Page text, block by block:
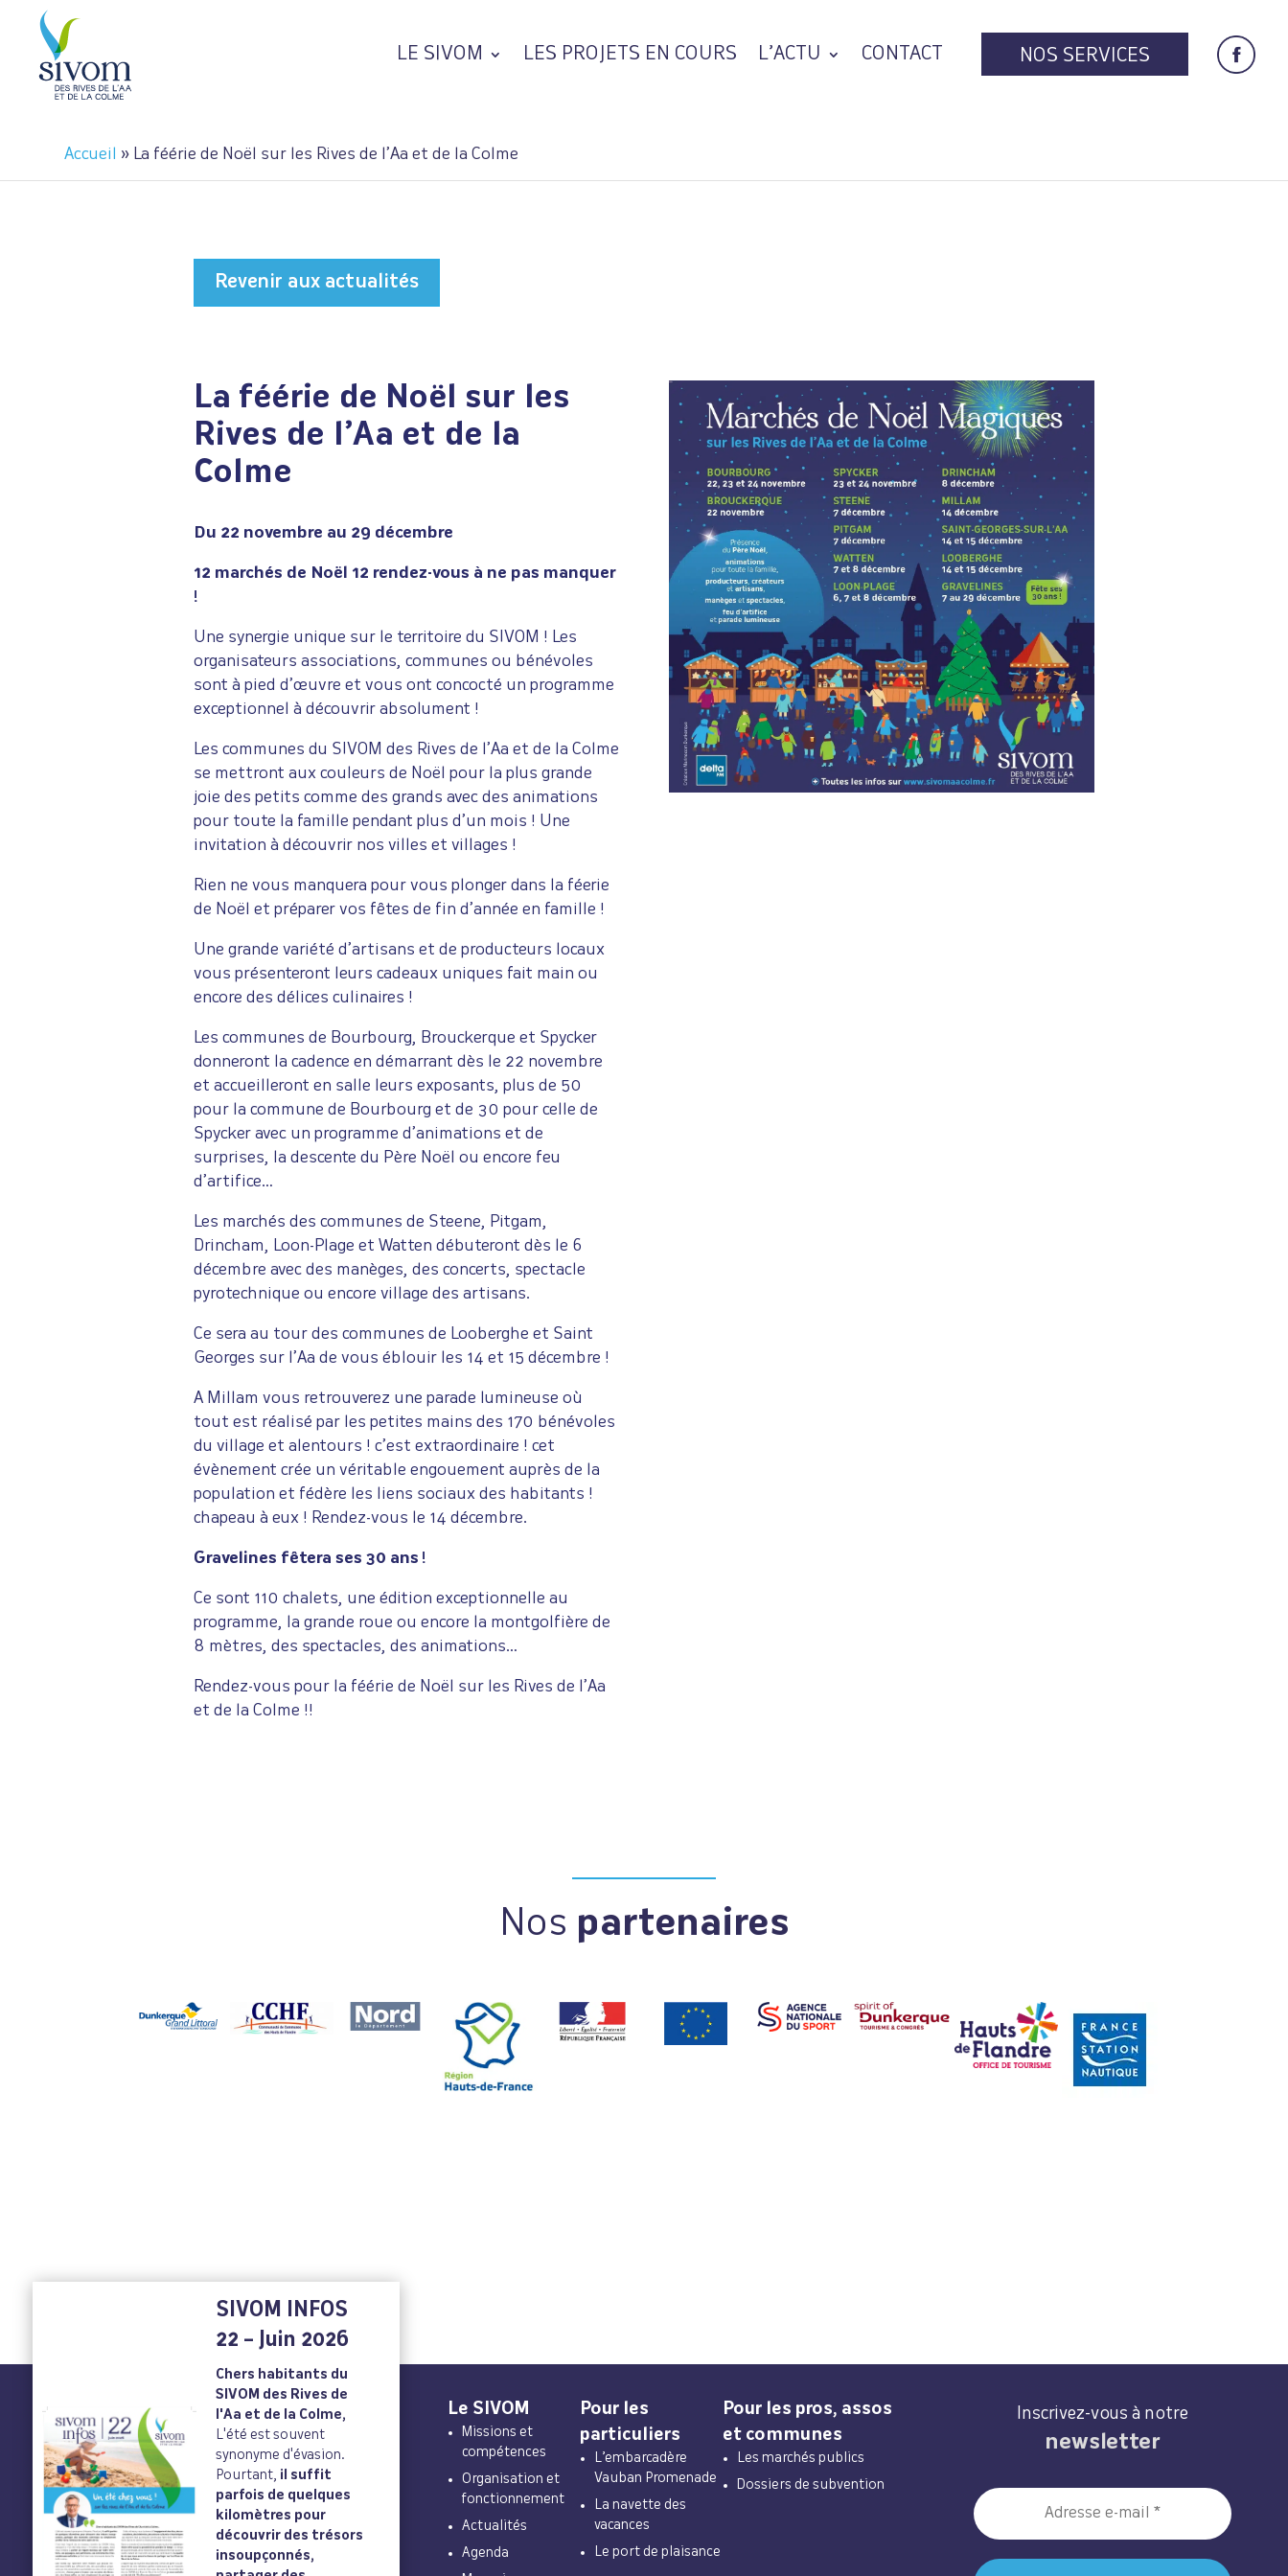
LE SIVOM LES PROJETS EN COURS L’ACTU CONTACT NOS SERVICES
Accueil » La féérie de Noël sur les Rives de l’Aa et de la Colme
Revenir aux actualités
La féérie de Noël sur les
Rives de l’Aa et de la
Colme
Du 22 novembre au 29 décembre
12 marchés de Noël 12 rendez-vous à ne pas manquer
!
Une synergie unique sur le territoire du SIVOM ! Les
organisateurs associations, communes ou bénévoles
sont à pied d’œuvre et vous ont concocté un programme
exceptionnel à découvrir absolument !
Les communes du SIVOM des Rives de l’Aa et de la Colme
se mettront aux couleurs de Noël pour la plus grande
joie des petits comme des grands avec des animations
pour toute la famille pendant plus d’un mois ! Une
invitation à découvrir nos villes et villages !
Rien ne vous manquera pour vous plonger dans la féerie
de Noël et préparer vos fêtes de fin d’année en famille !
Une grande variété d’artisans et de producteurs locaux
vous présenteront leurs cadeaux uniques fait main ou
encore des délices culinaires !
Les communes de Bourbourg, Brouckerque et Spycker
donneront la cadence en démarrant dès le 22 novembre
et accueilleront en salle leurs exposants, plus de 50
pour la commune de Bourbourg et de 30 pour celle de
Spycker avec un programme d’animations et de
surprises, la descente du Père Noël ou encore feu
d’artifice…
Les marchés des communes de Steene, Pitgam,
Drincham, Loon-Plage et Watten débuteront dès le 6
décembre avec des manèges, des concerts, spectacle
pyrotechnique ou encore village des artisans.
Ce sera au tour des communes de Looberghe et Saint
Georges sur l’Aa de vous éblouir les 14 et 15 décembre !
A Millam vous retrouverez une parade lumineuse où
tout est réalisé par les petites mains des 170 bénévoles
du village et alentours ! c’est extraordinaire ! cet
évènement crée un véritable engouement auprès de la
population et fédère les liens sociaux des habitants !
chapeau à eux ! Rendez-vous le 14 décembre.
Gravelines fêtera ses 30 ans !
Ce sont 110 chalets, une édition exceptionnelle au
programme, la grande roue ou encore la montgolfière de
8 mètres, des spectacles, des animations…
Rendez-vous pour la féérie de Noël sur les Rives de l’Aa
et de la Colme !!
Nos partenaires
SIVOM INFOS
22 – Juin 2026
Chers habitants du
SIVOM des Rives de
l'Aa et de la Colme,
L'été est souvent
synonyme d'évasion.
Pourtant, il suffit
parfois de quelques
kilomètres pour
découvrir des trésors
insoupçonnés,
Le SIVOM
Missions et
compétences
Organisation et
fonctionnement
Actualités
Agenda
Pour les
particuliers
L’embarcadère
Vauban Promenade
La navette des
vacances
Le port de plaisance
Pour les pros, assos
et communes
Les marchés publics
Dossiers de subvention
Inscrivez-vous à notre
newsletter
Panneau de gestion des cookies